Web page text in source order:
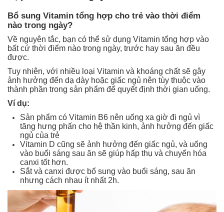
Bổ sung Vitamin tổng hợp cho trẻ vào thời điểm
nào trong ngày?
Về nguyên tắc, bạn có thể sử dụng Vitamin tổng hợp vào
bất cứ thời điểm nào trong ngày, trước hay sau ăn đều
được.
Tuy nhiên, với nhiều loại Vitamin và khoáng chất sẽ gây
ảnh hưởng đến dạ dày hoặc giấc ngủ nên tùy thuộc vào
thành phần trong sản phẩm để quyết định thời gian uống.
Ví dụ:
Sản phẩm có Vitamin B6 nên uống xa giờ đi ngủ vì
tăng hưng phấn cho hệ thần kinh, ảnh hưởng đến giấc
ngủ của trẻ
Vitamin D cũng sẽ ảnh hưởng đến giấc ngủ, và uống
vào buổi sáng sau ăn sẽ giúp hấp thụ và chuyển hóa
canxi tốt hơn.
Sắt và canxi được bổ sung vào buổi sáng, sau ăn
nhưng cách nhau ít nhất 2h.